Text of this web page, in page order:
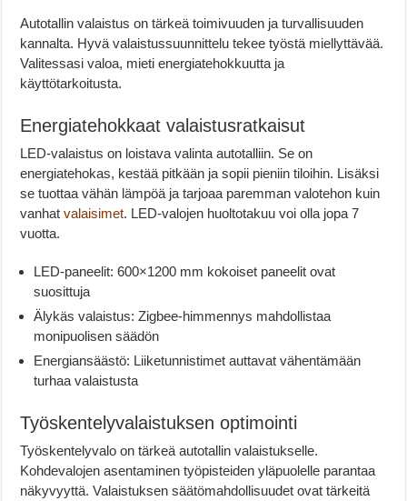
Autotallin valaistus on tärkeä toimivuuden ja turvallisuuden
kannalta. Hyvä valaistussuunnittelu tekee työstä miellyttävää.
Valitessasi valoa, mieti energiatehokkuutta ja
käyttötarkoitusta.
Energiatehokkaat valaistusratkaisut
LED-valaistus on loistava valinta autotalliin. Se on
energiatehokas, kestää pitkään ja sopii pieniin tiloihin. Lisäksi
se tuottaa vähän lämpöä ja tarjoaa paremman valotehon kuin
vanhatvalaisimet. LED-valojen huoltotakuu voi olla jopa 7
vuotta.
LED-paneelit: 600×1200 mm kokoiset paneelit ovat
suosittuja
Älykäs valaistus: Zigbee-himmennys mahdollistaa
monipuolisen säädön
Energiansäästö: Liiketunnistimet auttavat vähentämään
turhaa valaistusta
Työskentelyvalaistuksen optimointi
Työskentelyvalo on tärkeä autotallin valaistukselle.
Kohdevalojen asentaminen työpisteiden yläpuolelle parantaa
näkyvyyttä. Valaistuksen säätömahdollisuudet ovat tärkeitä